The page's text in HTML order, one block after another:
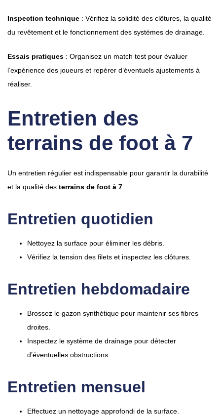
Inspection technique : Vérifiez la solidité des clôtures, la qualité
du revêtement et le fonctionnement des systèmes de drainage.
Essais pratiques : Organisez un match test pour évaluer
l’expérience des joueurs et repérer d’éventuels ajustements à
réaliser.
Entretien des
terrains de foot à 7
Un entretien régulier est indispensable pour garantir la durabilité
et la qualité des terrains de foot à 7.
Entretien quotidien
Nettoyez la surface pour éliminer les débris.
Vérifiez la tension des filets et inspectez les clôtures.
Entretien hebdomadaire
Brossez le gazon synthétique pour maintenir ses fibres
droites.
Inspectez le système de drainage pour détecter
d’éventuelles obstructions.
Entretien mensuel
Effectuez un nettoyage approfondi de la surface.